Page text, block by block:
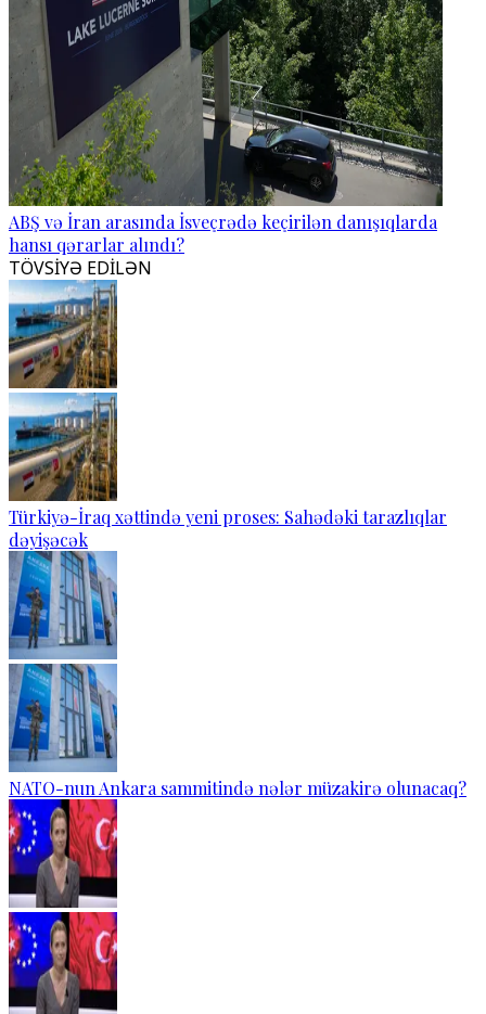
ABŞ və İran arasında İsveçrədə keçirilən danışıqlarda
hansı qərarlar alındı?
TÖVSİYƏ EDİLƏN
Türkiyə-İraq xəttində yeni proses: Sahədəki tarazlıqlar
dəyişəcək
NATO-nun Ankara sammitində nələr müzakirə olunacaq?